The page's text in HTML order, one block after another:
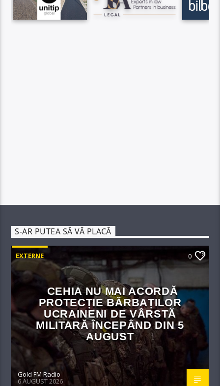
S-AR PUTEA SĂ VĂ PLACĂ
EXTERNE 0
CEHIA NU MAI ACORDĂ
PROTECȚIE BĂRBAȚILOR
UCRAINENI DE VÂRSTĂ
MILITARĂ ÎNCEPÂND DIN 5
AUGUST
Gold FM Radio
6 AUGUST 2026